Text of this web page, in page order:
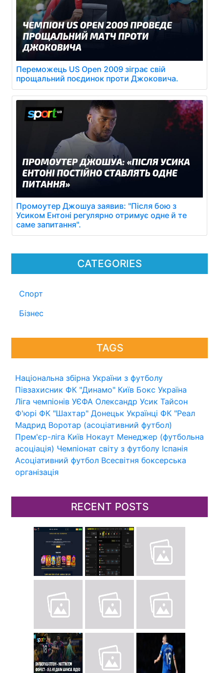
CATEGORIES
Спорт
Бізнес
TAGS
Національна збірна України з футболу
Півзахисник ФК "Динамо" Київ Бокс Україна
Ліга чемпіонів УЄФА Олександр Усик Тайсон
Ф'юрі ФК "Шахтар" Донецьк Українці ФК "Реал
Мадрид Воротар (асоціативний футбол)
Прем'єр-ліга Київ Нокаут Менеджер (футбольна
асоціація) Чемпіонат світу з футболу Іспанія
Асоціативний футбол Всесвітня боксерська
організація
RECENT POSTS
Переможець US Open 2009 зіграє свій
прощальний поєдинок проти Джоковича.
Промоутер Джошуа заявив: "Після бою з
Усиком Ентоні регулярно отримує одне й те
саме запитання".